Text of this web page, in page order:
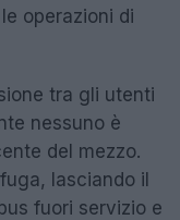
operazioni di
tra gli utenti
nessuno è
del mezzo.
lasciando il
fuori servizio e